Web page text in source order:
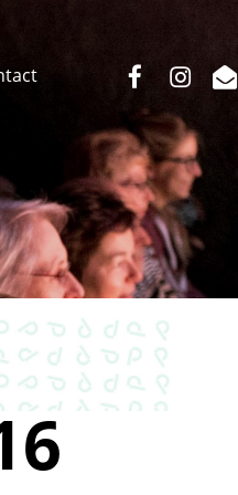
facebookinstagram
email